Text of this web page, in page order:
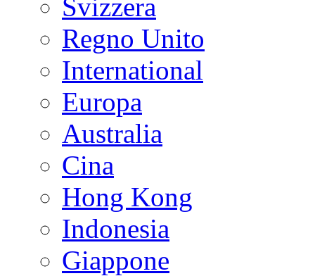
Svizzera
Regno Unito
International
Europa
Australia
Cina
Hong Kong
Indonesia
Giappone